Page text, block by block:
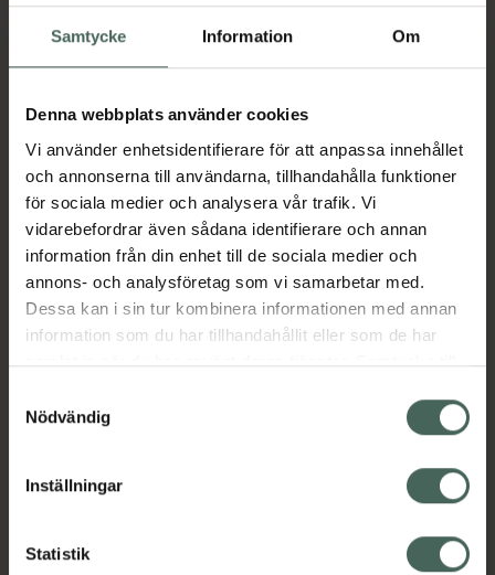
Samtycke Information Om
Denna webbplats använder cookies
Vi använder enhetsidentifierare för att anpassa innehållet
och annonserna till användarna, tillhandahålla funktioner
för sociala medier och analysera vår trafik. Vi
vidarebefordrar även sådana identifierare och annan
information från din enhet till de sociala medier och
annons- och analysföretag som vi samarbetar med.
Dessa kan i sin tur kombinera informationen med annan
information som du har tillhandahållit eller som de har
samlat in när du har använt deras tjänster. Samtycke till
återkalla ditt samtycke via webbplatsens
cookieinställningar. Ett återkallat samtycke påverkar inte
lagligheten av behandling som skett innan återkallelsen.
Nödvändig
Inställningar
Statistik
I apotek:108,25 kr
Köp via ditt recept
Aktuella erbjudanden
Beskrivning
EAN:05703241005012
Bipacksedel från FASS Visa
syd till Lappland i norr, och online i mobilen och på
datorn. Oavsett vem du är så är det vårt uppdrag att